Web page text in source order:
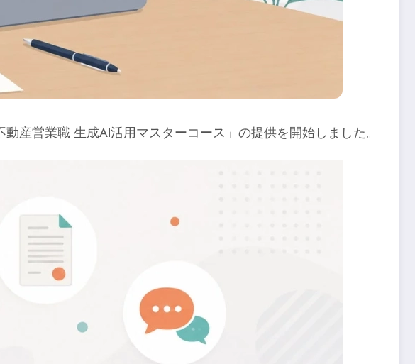
産営業職 生成AI活用マスターコース」の提供を開始しました。